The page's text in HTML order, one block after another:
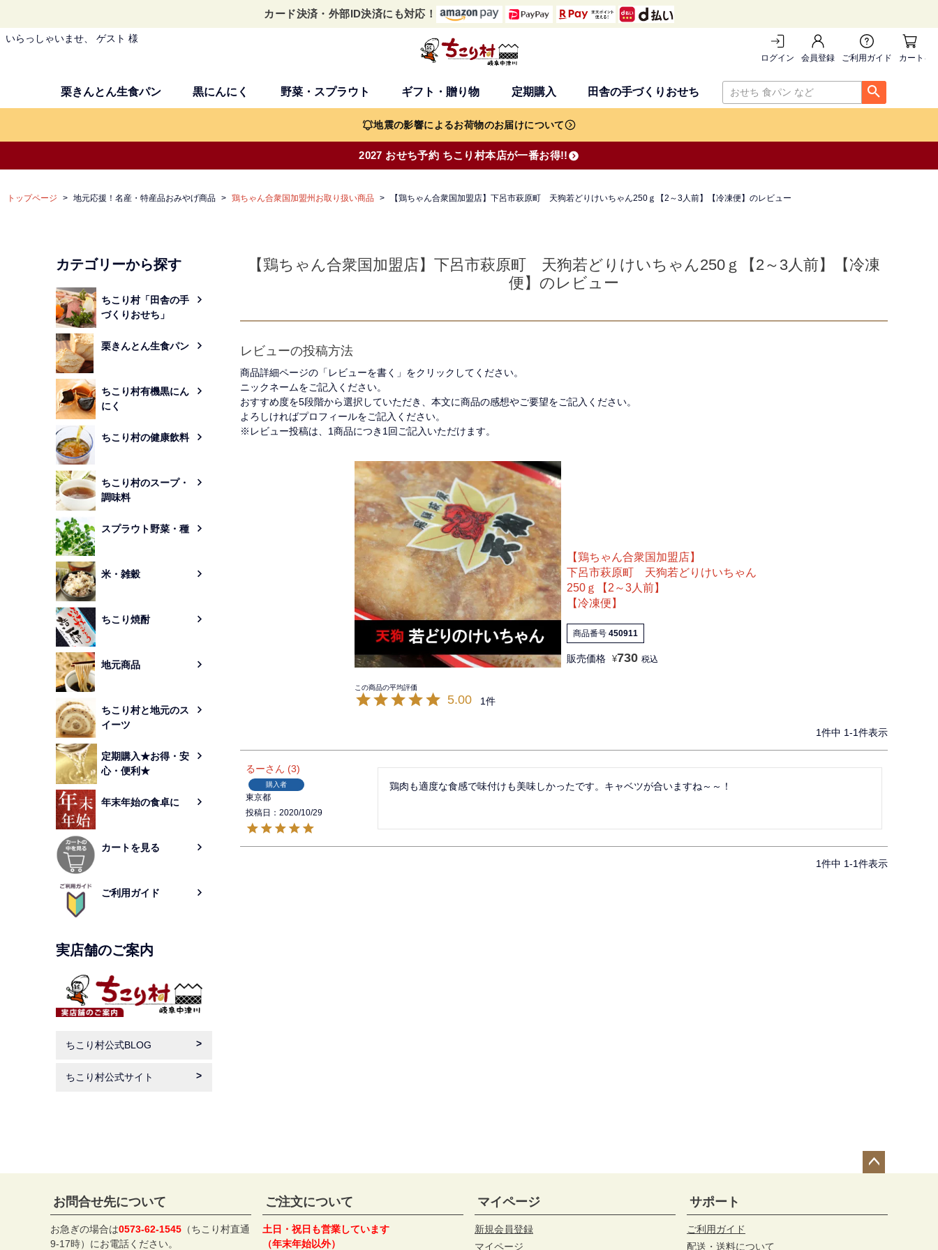
カード決済・外部ID決済にも対応！
いらっしゃいませ、 ゲスト 様
ログイン 会員登録 ご利用ガイド カートを
栗きんとん生食パン 黒にんにく 野菜・スプラウト ギフト・贈り物 定期購入 田舎の手づくりおせち
検索
地震の影響によるお荷物のお届けについて
2027 おせち予約 ちこり村本店が一番お得!!
トップページ 地元応援！名産・特産品おみやげ商品 鶏ちゃん合衆国加盟州お取り扱い商品 【鶏ちゃん合衆国加盟店】下呂市萩原町 天狗若どりけいちゃん250ｇ【2～3人前】【冷凍便】のレビュー
カテゴリーから探す
ちこり村「田舎の手
づくりおせち」
栗きんとん生食パン
ちこり村有機黒にん
にく
ちこり村の健康飲料
ちこり村のスープ・
調味料
スプラウト野菜・種
米・雑穀
ちこり焼酎
地元商品
ちこり村と地元のス
イーツ
定期購入★お得・安
心・便利★
年末年始の食卓に
カートを見る
ご利用ガイド
実店舗のご案内
ちこり村公式BLOG
ちこり村公式サイト
【鶏ちゃん合衆国加盟店】下呂市萩原町 天狗若どりけいちゃん250ｇ【2～3人前】【冷凍
便】のレビュー
レビューの投稿方法
商品詳細ページの「レビューを書く」をクリックしてください。
ニックネームをご記入ください。
おすすめ度を5段階から選択していただき、本文に商品の感想やご要望をご記入ください。
よろしければプロフィールをご記入ください。
※レビュー投稿は、1商品につき1回ご記入いただけます。
【鶏ちゃん合衆国加盟店】
下呂市萩原町 天狗若どりけいちゃん
250ｇ【2～3人前】
【冷凍便】
商品番号 450911
販売価格 ¥730 税込
5.00 1
1件中 1-1件表示
るー 3
購入者
東京都
投稿日
2020/10/29
鶏肉も適度な食感で味付けも美味しかったです。キャベツが合いますね～～！
1件中 1-1件表示
お問合せ先について
お急ぎの場合は0573-62-1545 （ちこり村直通
9-17時）にお電話ください。
ご注文について
土日・祝日も営業しています
（年末年始以外）
マイページ
新規会員登録
マイページ
サポート
ご利用ガイド
配送・送料について